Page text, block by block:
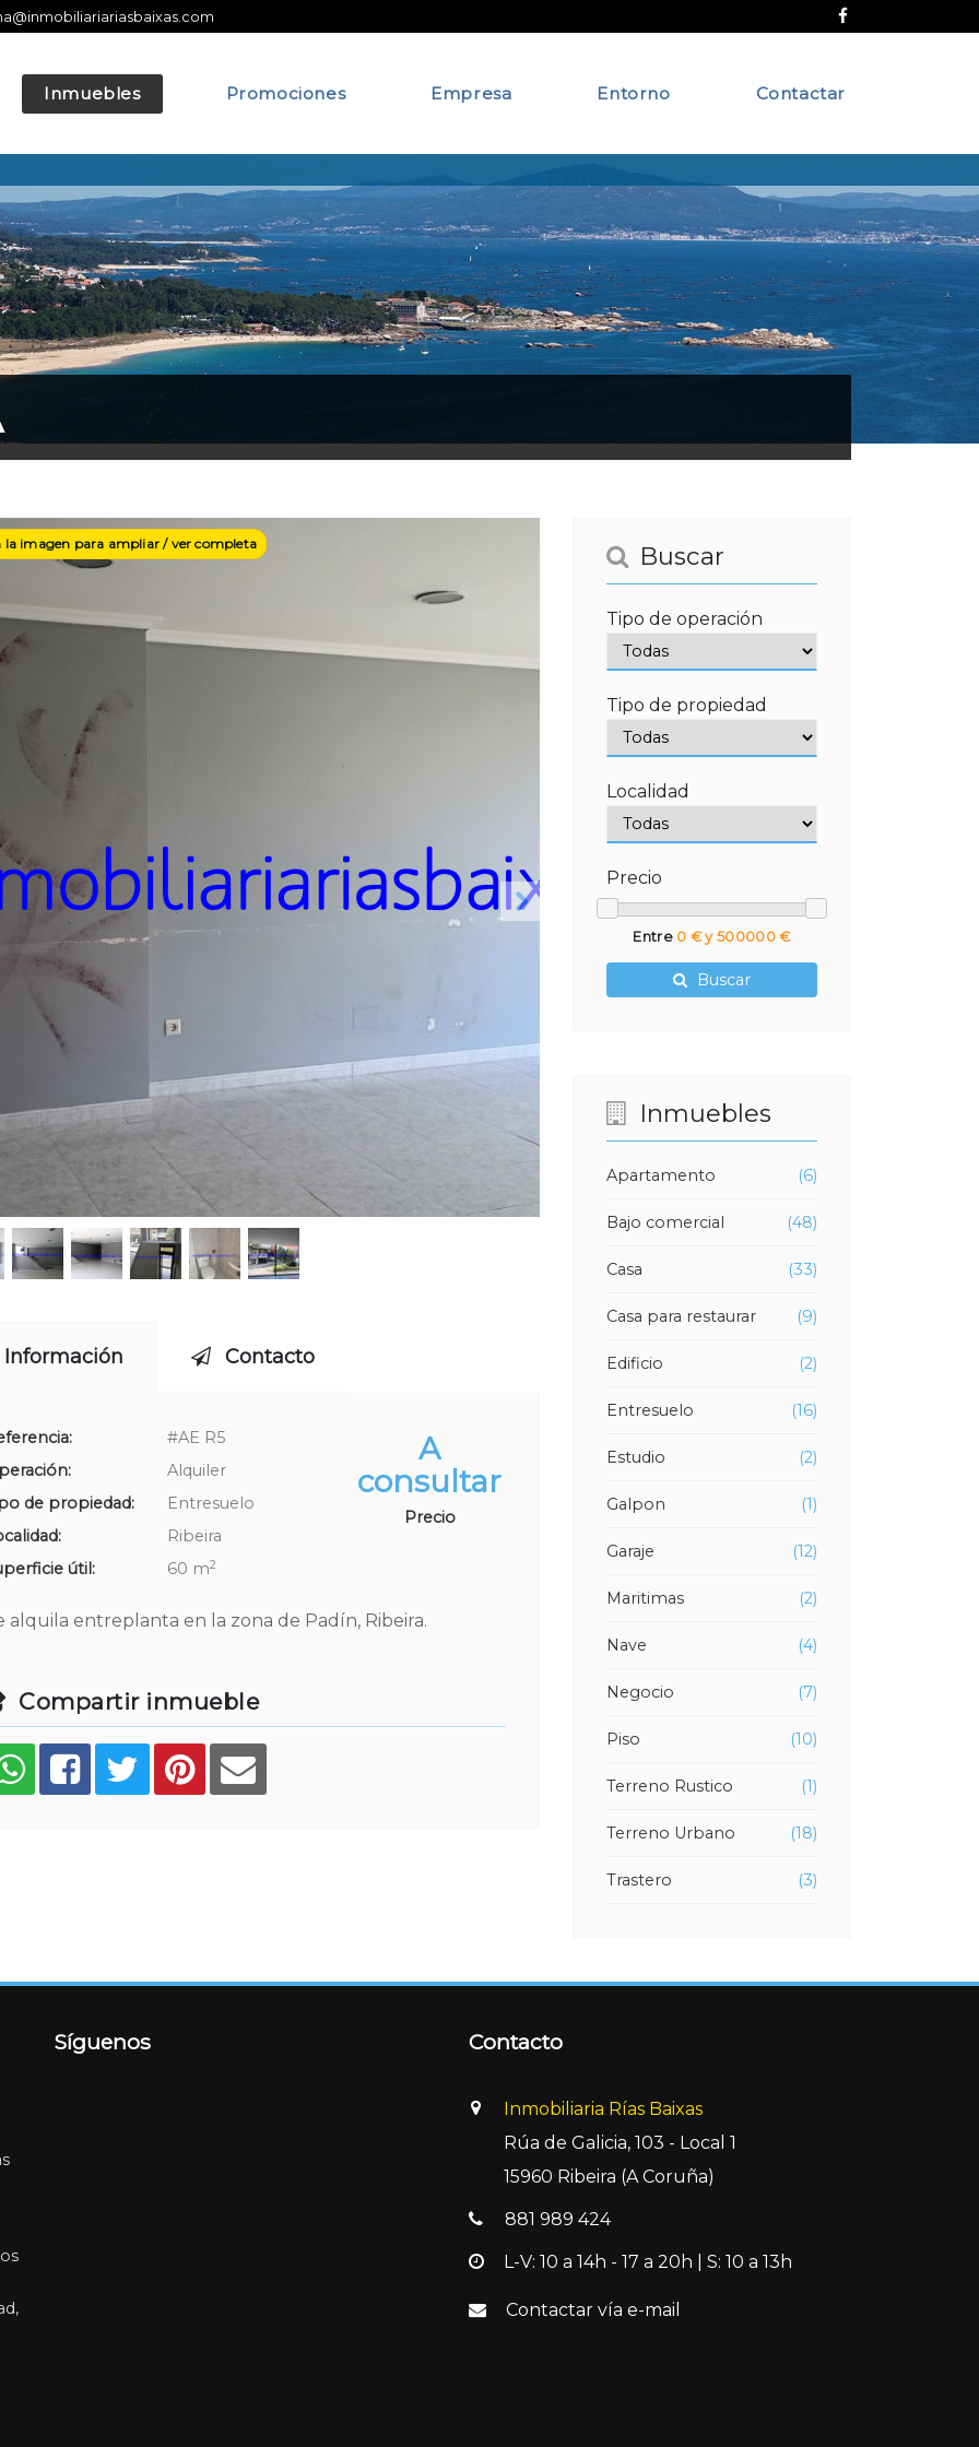
Inmuebles Promociones Empresa Entorno Contactar
la imagen para ampliar / ver completa
Siguiente
Información Contacto
#AE R5
Alquiler
de propiedad:
Entresuelo
Ribeira
útil:
60 m2
A
consultar
Precio
alquila entreplanta en la zona de Padín, Ribeira.
Compartir inmueble
Buscar
Tipo de operación
Tipo de propiedad
Localidad
Precio
Entre 0 € y 500000 €
Buscar
Inmuebles
Apartamento (6)
Bajo comercial (48)
Casa (33)
Casa para restaurar (9)
Edificio (2)
Entresuelo (16)
Estudio (2)
Galpon (1)
Garaje (12)
Maritimas (2)
Nave (4)
Negocio (7)
Piso (10)
Terreno Rustico (1)
Terreno Urbano (18)
Trastero (3)
Síguenos Contacto
Inmobiliaria Rías Baixas
Rúa de Galicia, 103 - Local 1
15960 Ribeira (A Coruña)
881 989 424
L-V: 10 a 14h - 17 a 20h | S: 10 a 13h
Contactar vía e-mail